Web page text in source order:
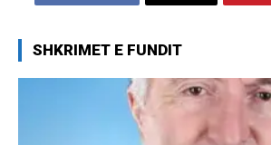
SHKRIMET E FUNDIT